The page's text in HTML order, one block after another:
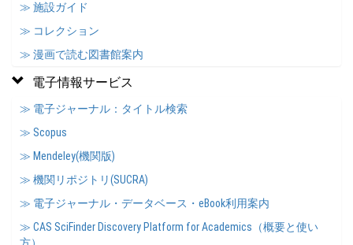
≫ 施設ガイド
≫ コレクション
≫ 漫画で読む図書館案内
電子情報サービス
≫ 電子ジャーナル：タイトル検索
≫ Scopus
≫ Mendeley(機関版)
≫ 機関リポジトリ(SUCRA)
≫ 電子ジャーナル・データベース・eBook利用案内
≫ CAS SciFinder Discovery Platform for Academics（概要と使い